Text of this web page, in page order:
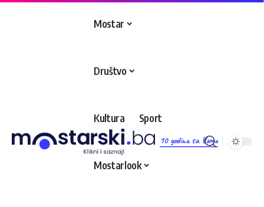
10 godina sa Vama
Mostar
Društvo
Kultura Sport
Mostarlook